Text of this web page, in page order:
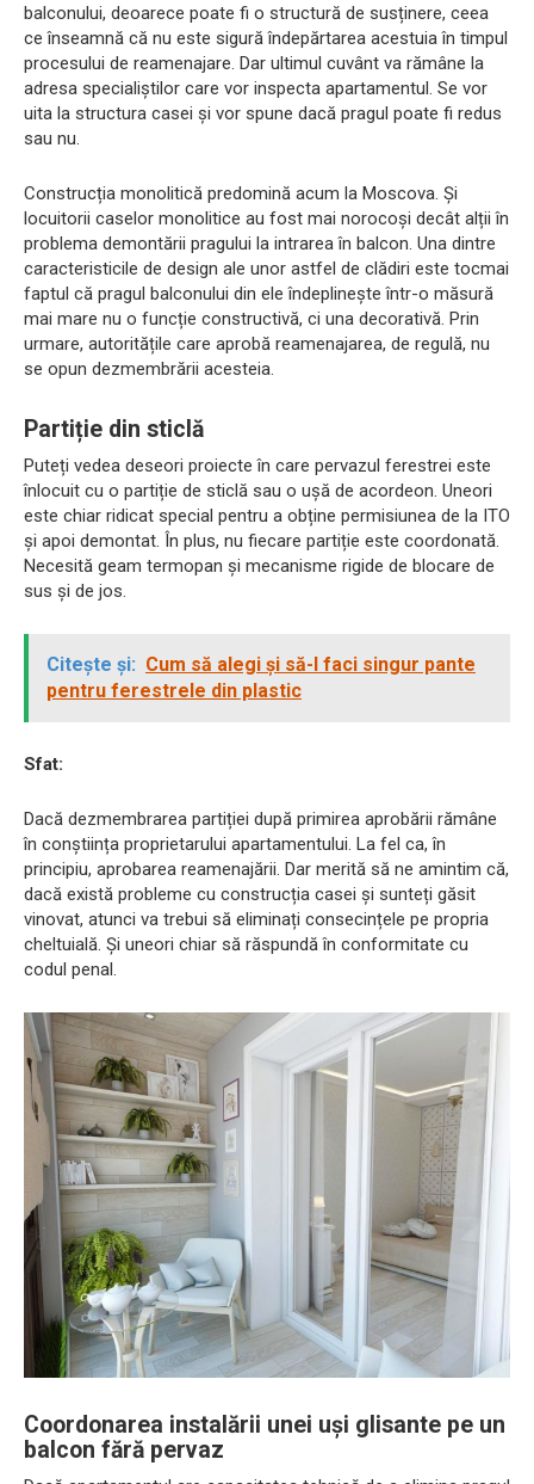
balconului, deoarece poate fi o structură de susținere, ceea
ce înseamnă că nu este sigură îndepărtarea acestuia în timpul
procesului de reamenajare. Dar ultimul cuvânt va rămâne la
adresa specialiștilor care vor inspecta apartamentul. Se vor
uita la structura casei și vor spune dacă pragul poate fi redus
sau nu.
Construcția monolitică predomină acum la Moscova. Și
locuitorii caselor monolitice au fost mai norocoși decât alții în
problema demontării pragului la intrarea în balcon. Una dintre
caracteristicile de design ale unor astfel de clădiri este tocmai
faptul că pragul balconului din ele îndeplinește într-o măsură
mai mare nu o funcție constructivă, ci una decorativă. Prin
urmare, autoritățile care aprobă reamenajarea, de regulă, nu
se opun dezmembrării acesteia.
Partiție din sticlă
Puteți vedea deseori proiecte în care pervazul ferestrei este
înlocuit cu o partiție de sticlă sau o ușă de acordeon. Uneori
este chiar ridicat special pentru a obține permisiunea de la ITO
și apoi demontat. În plus, nu fiecare partiție este coordonată.
Necesită geam termopan și mecanisme rigide de blocare de
sus și de jos.
Citește și: Cum să alegi și să-l faci singur pante
pentru ferestrele din plastic
Sfat:
Dacă dezmembrarea partiției după primirea aprobării rămâne
în conștiința proprietarului apartamentului. La fel ca, în
principiu, aprobarea reamenajării. Dar merită să ne amintim că,
dacă există probleme cu construcția casei și sunteți găsit
vinovat, atunci va trebui să eliminați consecințele pe propria
cheltuială. Și uneori chiar să răspundă în conformitate cu
codul penal.
Coordonarea instalării unei uși glisante pe un
balcon fără pervaz